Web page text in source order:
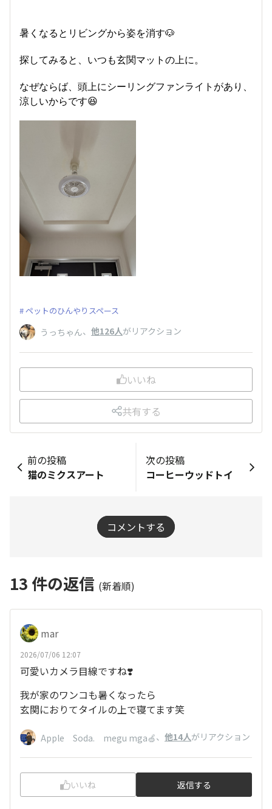
暑くなるとリビングから姿を消す🐶
探してみると、いつも玄関マットの上に。
なぜならば、頭上にシーリングファンライトがあり、
涼しいからです😆
ペットのひんやりスペース
うっちゃん、 他126人がリアクション
いいね
共有する
前の投稿
猫のミクスアート
次の投稿
コーヒーウッドトイ
コメントする
13 件の返信 (新着順)
mar
2026/07/06 12:07
可愛いカメラ目線ですね❣️
我が家のワンコも暑くなったら
玄関におりてタイルの上で寝てます笑
Apple Soda. megu mga🍏、 他14人がリアクション
いいね 返信する